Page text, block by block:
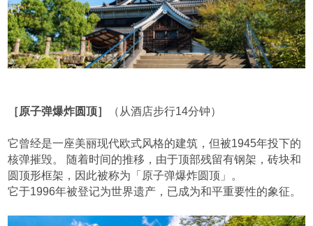
［原子弹爆炸圆顶］ （从酒店步行14分钟）
它曾经是一座美丽现代欧式风格的建筑，但被1945年投下的
核弹摧毁。 随着时间的推移，由于顶部残留有钢架，砖块和
圆顶形框架，因此被称为「原子弹爆炸圆顶」。
它于1996年被登记为世界遗产，已成为和平重要性的象征。